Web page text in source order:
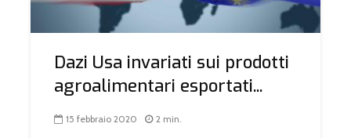
Dazi Usa invariati sui prodotti
agroalimentari esportati...
15 febbraio 2020 2 min.